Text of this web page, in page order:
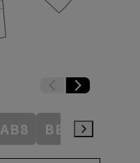
AB8 BE3 BE4